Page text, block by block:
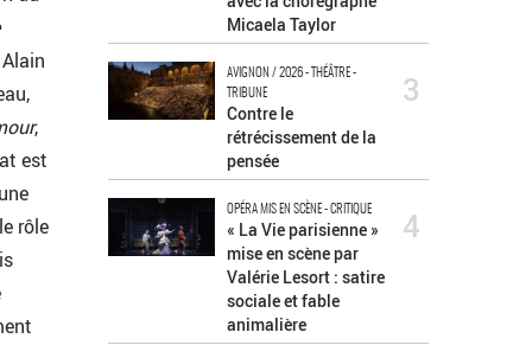
,
est
rôle
Micaela Taylor
AVIGNON / 2026 - THÉÂTRE -
TRIBUNE
Contre le
rétrécissement de la
pensée
3
OPÉRA MIS EN SCÈNE - CRITIQUE
« La Vie parisienne »
mise en scène par
Valérie Lesort : satire
sociale et fable
animalière
4